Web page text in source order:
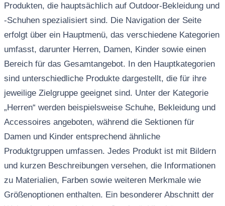
Produkten, die hauptsächlich auf Outdoor-Bekleidung und
-Schuhen spezialisiert sind. Die Navigation der Seite
erfolgt über ein Hauptmenü, das verschiedene Kategorien
umfasst, darunter Herren, Damen, Kinder sowie einen
Bereich für das Gesamtangebot. In den Hauptkategorien
sind unterschiedliche Produkte dargestellt, die für ihre
jeweilige Zielgruppe geeignet sind. Unter der Kategorie
„Herren“ werden beispielsweise Schuhe, Bekleidung und
Accessoires angeboten, während die Sektionen für
Damen und Kinder entsprechend ähnliche
Produktgruppen umfassen. Jedes Produkt ist mit Bildern
und kurzen Beschreibungen versehen, die Informationen
zu Materialien, Farben sowie weiteren Merkmale wie
Größenoptionen enthalten. Ein besonderer Abschnitt der